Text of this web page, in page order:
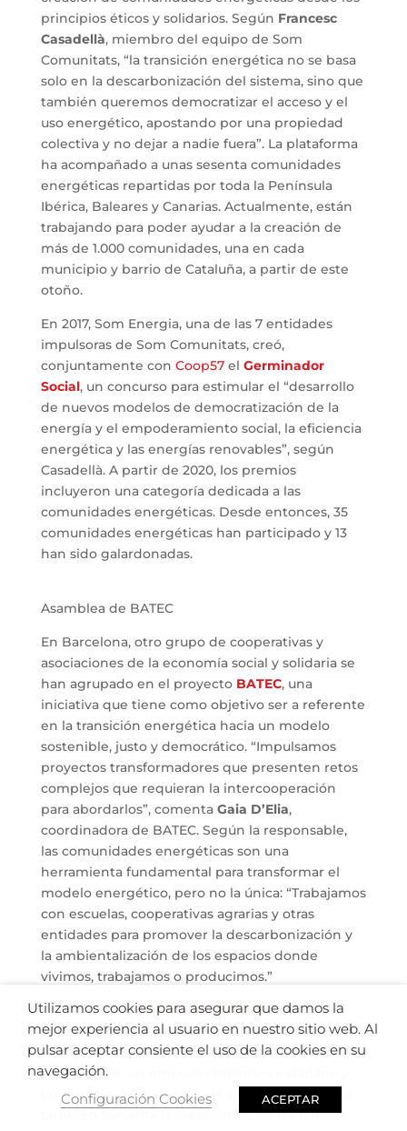
principios éticos y solidarios. Según Francesc
Casadellà, miembro del equipo de Som
Comunitats, “la transición energética no se basa
solo en la descarbonización del sistema, sino que
también queremos democratizar el acceso y el
uso energético, apostando por una propiedad
colectiva y no dejar a nadie fuera”. La plataforma
ha acompañado a unas sesenta comunidades
energéticas repartidas por toda la Península
Ibérica, Baleares y Canarias. Actualmente, están
trabajando para poder ayudar a la creación de
más de 1.000 comunidades, una en cada
municipio y barrio de Cataluña, a partir de este
otoño.
En 2017, Som Energia, una de las 7 entidades
impulsoras de Som Comunitats, creó,
conjuntamente con Coop57el Germinador
Social, un concurso para estimular el “desarrollo
de nuevos modelos de democratización de la
energía y el empoderamiento social, la eficiencia
energética y las energías renovables”, según
Casadellà. A partir de 2020, los premios
incluyeron una categoría dedicada a las
comunidades energéticas. Desde entonces, 35
comunidades energéticas han participado y 13
han sido galardonadas.
Asamblea de BATEC
En Barcelona, otro grupo de cooperativas y
asociaciones de la economía social y solidaria se
han agrupado en el proyecto BATEC, una
iniciativa que tiene como objetivo ser a referente
en la transición energética hacia un modelo
sostenible, justo y democrático. “Impulsamos
proyectos transformadores que presenten retos
complejos que requieran la intercooperación
para abordarlos”, comenta Gaia D’Elia,
coordinadora de BATEC. Según la responsable,
las comunidades energéticas son una
herramienta fundamental para transformar el
modelo energético, pero no la única: “Trabajamos
con escuelas, cooperativas agrarias y otras
entidades para promover la descarbonización y
la ambientalización de los espacios donde
vivimos, trabajamos o producimos.”
A nivel estatal,Unión Renovables, la unión de
cooperativas de consumidoras y usuarias de
energías renovables que aboga por un consumo
responsable, un empoderamiento ciudadano y
un modelo de gestión de la energía distribuida,
también fomenta la creación de comunidades
Utilizamos cookies para asegurar que damos la
mejor experiencia al usuario en nuestro sitio web. Al
pulsar aceptar consiente el uso de la cookies en su
navegación.
Configuración Cookies
ACEPTAR